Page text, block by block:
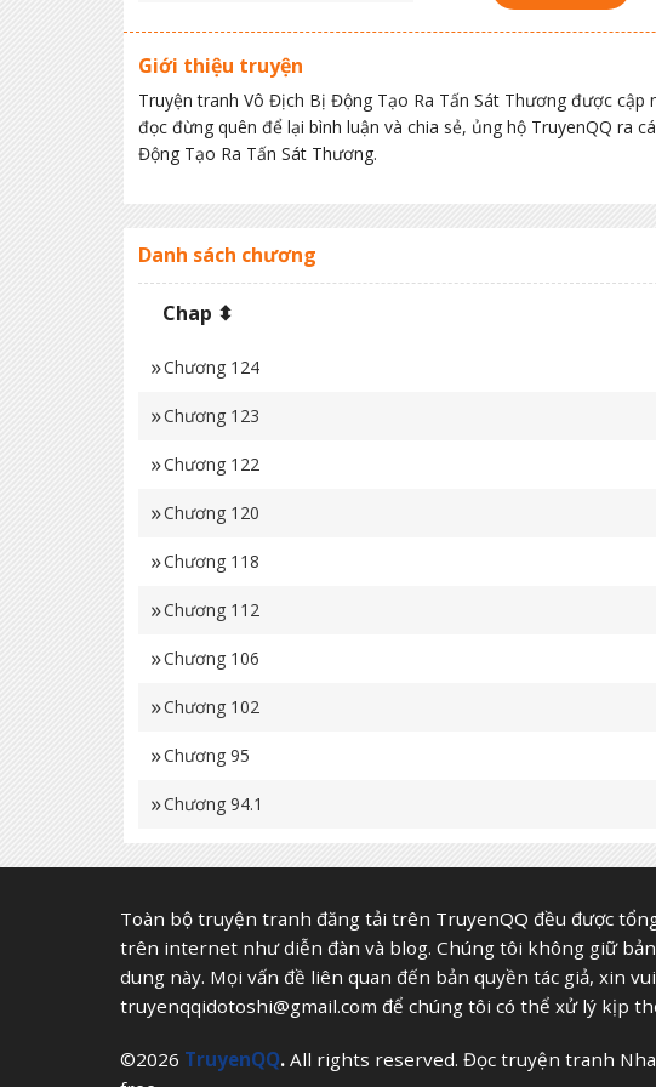
Giới thiệu truyện
Truyện tranh Vô Địch Bị Động Tạo Ra Tấn Sát Thương được cập
đọc đừng quên để lại bình luận và chia sẻ, ủng hộ TruyenQQ ra
Động Tạo Ra Tấn Sát Thương.
Danh sách chương
Chap ⬍
Chương 124
Chương 123
Chương 122
Chương 120
Chương 118
Chương 112
Chương 106
Chương 102
Chương 95
Chương 94.1
Chương 87.1
Chương 85
Chương 78
Toàn bộ truyện tranh đăng tải trên TruyenQQ đều được
trên internet như diễn đàn và blog. Chúng tôi không giữ
dung này. Mọi vấn đề liên quan đến bản quyền tác giả, xin
truyenqqidotoshi@gmail.com để chúng tôi có thể xử lý kịp
©2026 TruyenQQ. All rights reserved. Đọc truyện tranh